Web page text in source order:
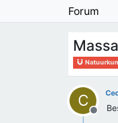
Forum
C
Offline